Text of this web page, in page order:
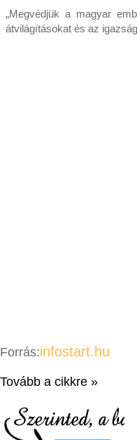
„Megvédjük a magyar
átvilágításokat és az
Forrás:infostart.hu
Tovább a cikkre »